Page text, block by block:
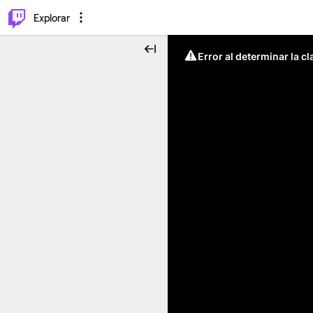
Explorar
Error al determinar la